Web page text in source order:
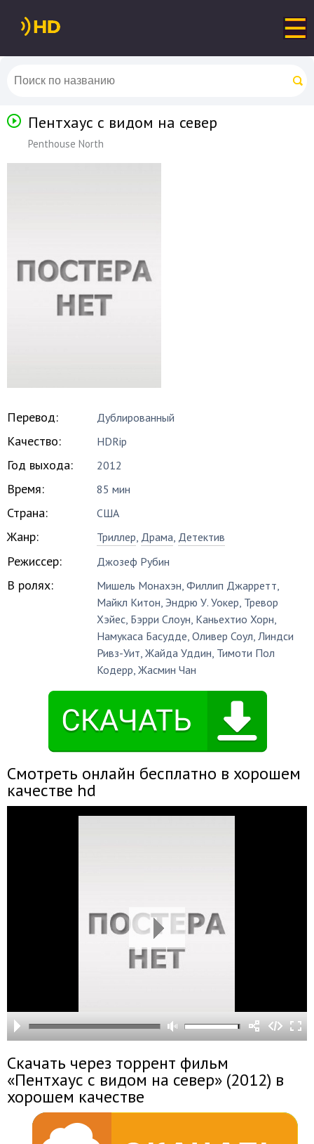
Пентхаус с видом на север
Penthouse North
Перевод: Дублированный
Качество: HDRip
Год выхода: 2012
Время: 85 мин
Страна: США
Жанр: Триллер, Драма, Детектив
Режиссер: Джозеф Рубин
В ролях: Мишель Монахэн,Филлип Джарретт,
Майкл Китон,Эндрю У. Уокер, Тревор
Хэйес, Бэрри Слоун, Каньехтио Хорн,
Намукаса Басудде,Оливер Соул,Линдси
Ривз-Уит,Жайда Уддин, Тимоти Пол
Кодерр,Жасмин Чан
Смотреть онлайн бесплатно в хорошем
качестве hd
Скачать через торрент фильм
«Пентхаус с видом на север» (2012) в
хорошем качестве